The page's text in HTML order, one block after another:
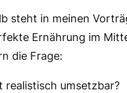
steht in meinen
Ernährung im
die Frage:
realistisch umsetzbar?